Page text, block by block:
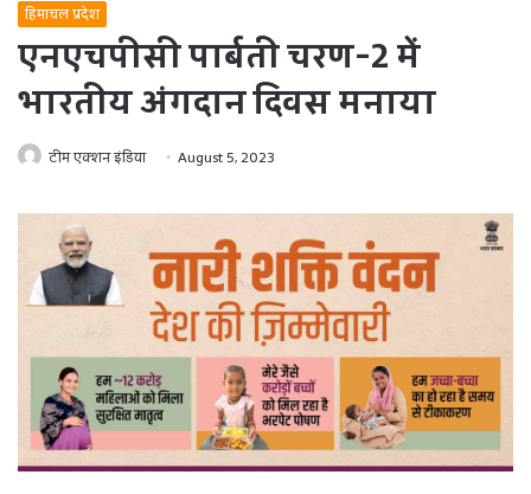
हिमाचल प्रदेश
एनएचपीसी पार्बती चरण-2 में
भारतीय अंगदान दिवस मनाया
टीम एक्शन इंडिया August 5, 2023